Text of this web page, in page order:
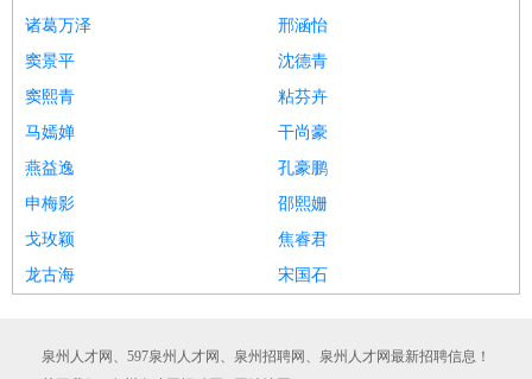
诸葛万泽
邢涵怡
窦景平
沈德青
窦熙青
粘芬卉
马嫣婵
干尚豪
燕益逸
孔豪鹏
申梅影
邵熙姗
戈玫颖
焦睿君
龙古海
宋国石
泉州人才网、597泉州人才网、泉州招聘网、泉州人才网最新招聘信息！